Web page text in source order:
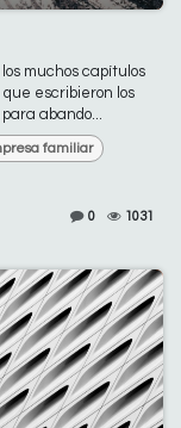
muchos capítulos
escribieron los
abando...
familiar
0 1031